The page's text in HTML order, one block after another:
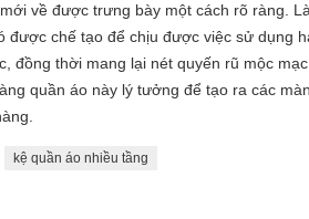
về được trưng bày một cách rõ ràng.
được chế tạo để chịu được việc sử dụng
đồng thời mang lại nét quyến rũ mộc
quần áo này lý tưởng để tạo ra các
kệ quần áo nhiều tầng